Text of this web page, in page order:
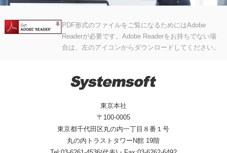
PDF形式のファイルをご覧になるためにはAdobe
Readerが必要です。Adobe Readerをお持ちでない場
合は、左のアイコンからダウンロードしてください。
東京本社
〒100-0005
東京都千代田区丸の内一丁目８番１号
丸の内トラストタワーN館 19階